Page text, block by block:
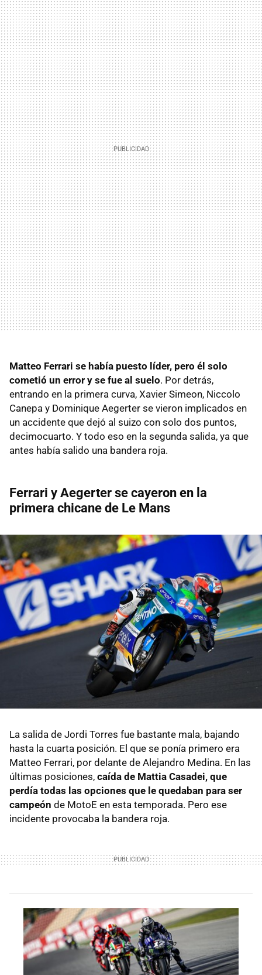
Matteo Ferrari se había puesto líder, pero él solo
cometió un error y se fue al suelo. Por detrás,
entrando en la primera curva, Xavier Simeon, Niccolo
Canepa y Dominique Aegerter se vieron implicados en
un accidente que dejó al suizo con solo dos puntos,
decimocuarto. Y todo eso en la segunda salida, ya que
antes había salido una bandera roja.
Ferrari y Aegerter se cayeron en la
primera chicane de Le Mans
La salida de Jordi Torres fue bastante mala, bajando
hasta la cuarta posición. El que se ponía primero era
Matteo Ferrari, por delante de Alejandro Medina. En las
últimas posiciones, caída de Mattia Casadei, que
perdía todas las opciones que le quedaban para ser
campeón de MotoE en esta temporada. Pero ese
incidente provocaba la bandera roja.